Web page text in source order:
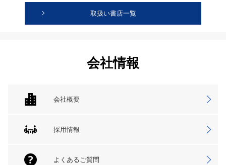
取扱い書店一覧
会社情報
会社概要
採用情報
よくあるご質問